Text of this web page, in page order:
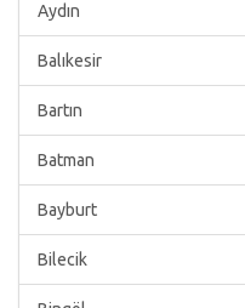
Aydın
Balıkesir
Bartın
Batman
Bayburt
Bilecik